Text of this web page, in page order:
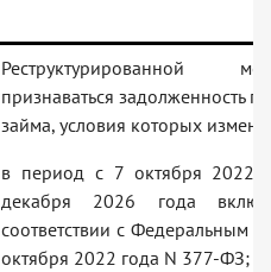
Реструктурированной
признаваться задолженность
займа, условия которых
в период с 7 октября 2022
декабря 2026 года
соответствии с Федеральным
октября 2022 года N 377-ФЗ;